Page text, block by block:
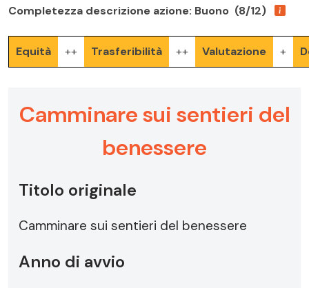
Completezza descrizione azione: Buono (8/12)
Equità ++ Trasferibilità ++ Valutazione +
Camminare sui sentieri del
benessere
Titolo originale
Camminare sui sentieri del benessere
Anno di avvio